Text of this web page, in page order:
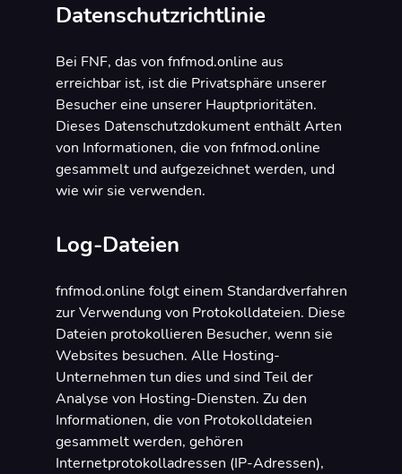
Datenschutzrichtlinie
Bei FNF, das von fnfmod.online aus
erreichbar ist, ist die Privatsphäre unserer
Besucher eine unserer Hauptprioritäten.
Dieses Datenschutzdokument enthält Arten
von Informationen, die von fnfmod.online
gesammelt und aufgezeichnet werden, und
wie wir sie verwenden.
Log-Dateien
fnfmod.online folgt einem Standardverfahren
zur Verwendung von Protokolldateien. Diese
Dateien protokollieren Besucher, wenn sie
Websites besuchen. Alle Hosting-
Unternehmen tun dies und sind Teil der
Analyse von Hosting-Diensten. Zu den
Informationen, die von Protokolldateien
gesammelt werden, gehören
Internetprotokolladressen (IP-Adressen),